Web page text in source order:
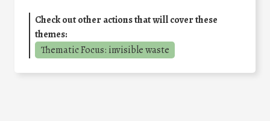
Check out other actions that will cover these
themes:
Thematic Focus: invisible waste